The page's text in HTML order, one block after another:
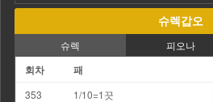
슈렉갑오
슈렉 피오나
회차 패
353 1/10=1끗